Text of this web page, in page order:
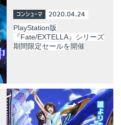
コンシューマ 2020.04.24
PlayStation版
『Fate/EXTELLA』シリーズ
期間限定セールを開催